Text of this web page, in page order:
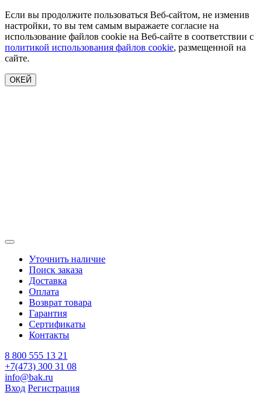
Если вы продолжите пользоваться Веб-сайтом, не изменив
настройки, то вы тем самым выражаете согласие на
использование файлов cookie на Веб-сайте в соответствии с
политикой использования файлов cookie, размещенной на
сайте.
ОКЕЙ
Уточнить наличие
Поиск заказа
Доставка
Оплата
Возврат товара
Гарантия
Сертификаты
Контакты
8 800 555 13 21
+7(473) 300 31 08
info@bak.ru
Вход Регистрация